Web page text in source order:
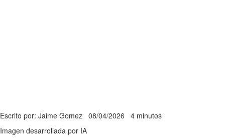
Escrito por: Jaime Gomez 08/04/2026 4 minutos
Imagen desarrollada por IA